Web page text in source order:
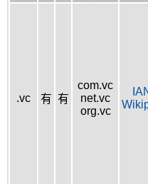
.vc 有 有
com.vc
net.vc
org.vc